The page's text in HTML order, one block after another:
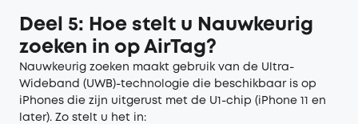
Deel 5: Hoe stelt u Nauwkeurig
zoeken in op AirTag?
Nauwkeurig zoeken maakt gebruik van de Ultra-
Wideband (UWB)-technologie die beschikbaar is op
iPhones die zijn uitgerust met de U1-chip (iPhone 11 en
later). Zo stelt u het in: